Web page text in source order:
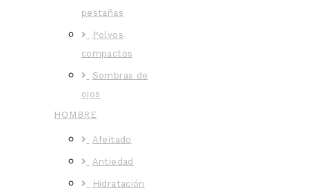
pestañas
Polvos
compactos
Sombras de
ojos
HOMBRE
Afeitado
Antiedad
Hidratación